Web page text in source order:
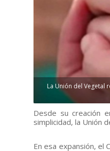
La Unión del Vegetal
Desde su creación
simplicidad, la Unión
En esa expansión, el